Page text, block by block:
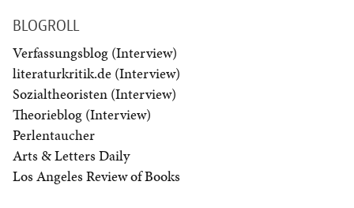
BLOGROLL
Verfassungsblog (Interview)
literaturkritik.de (Interview)
Sozialtheoristen (Interview)
Theorieblog (Interview)
Perlentaucher
Arts & Letters Daily
Los Angeles Review of Books